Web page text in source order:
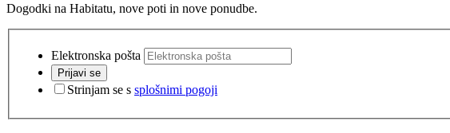
Dogodki na Habitatu, nove poti in nove ponudbe.
Elektronska pošta
Prijavi se
Strinjam se s splošnimi pogoji